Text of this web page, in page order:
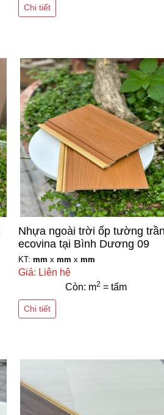
Chi tiết
Nhựa ngoài trời ốp tường trần
ecovina tại Bình Dương 09
KT: mm x mm x mm
Giá: Liên hệ
Còn: m2 = tấm
Chi tiết